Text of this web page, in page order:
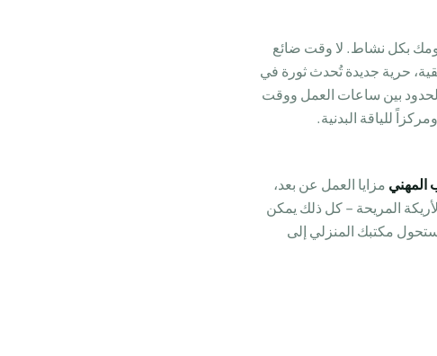
يومك بكل نشاط. لا وقت ضائع
حرية جديدة تُحدث ثورة في
بين ساعات العمل ووقت
للياقة البدنية.
المهني مزايا العمل عن بعد،
المريحة – كل ذلك يمكن
ستحول مكتبك المنزلي إلى